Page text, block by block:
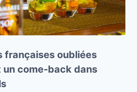
françaises oubliées
come-back dans